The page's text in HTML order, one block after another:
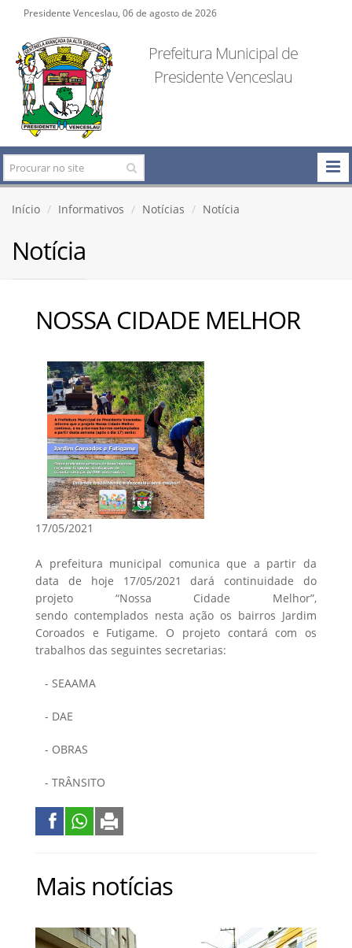
Presidente Venceslau, 06 de agosto de 2026
Prefeitura Municipal de
Presidente Venceslau
Início Informativos Notícias Notícia
Notícia
NOSSA CIDADE MELHOR
17/05/2021
A prefeitura municipal comunica que a partir da
data de hoje 17/05/2021 dará continuidade do
projeto “Nossa Cidade Melhor”,
sendo contemplados nesta ação os bairros Jardim
Coroados e Futigame. O projeto contará com os
trabalhos das seguintes secretarias:
- SEAAMA
- DAE
- OBRAS
- TRÂNSITO
Mais notícias